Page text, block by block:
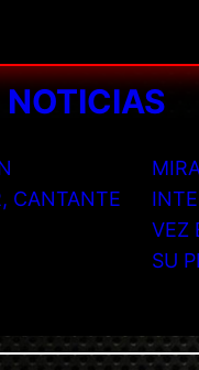
CANTANTE
VEZ
SU